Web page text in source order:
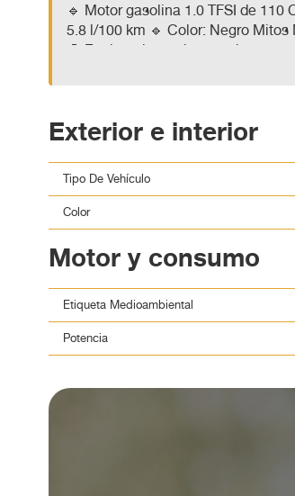
🔹 Motor gasolina 1.0 TFSI de
5.8 l/100 km 🔹 Color: Negro
🧰 Equipamiento destacado:
Revisado en 220 puntos
💳 Precio contado: 22.900 € 💸
📲 Escríbenos por WhatsApp o pide
Exterior e interior
Tipo De Vehículo
Color
Motor y consumo
Etiqueta Medioambiental
Potencia